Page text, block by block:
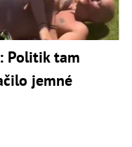
Politik tam
jemné